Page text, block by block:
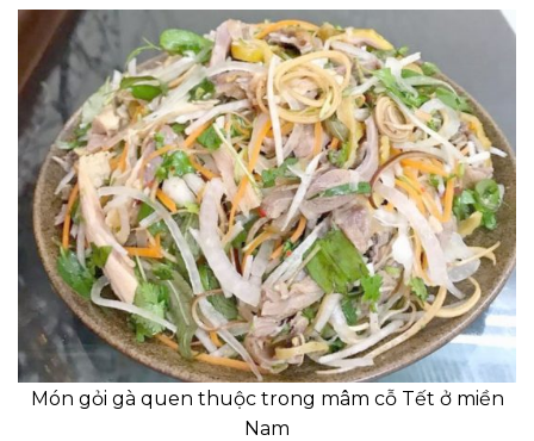
Món gỏi gà quen thuộc trong mâm cỗ Tết ở miền
Nam